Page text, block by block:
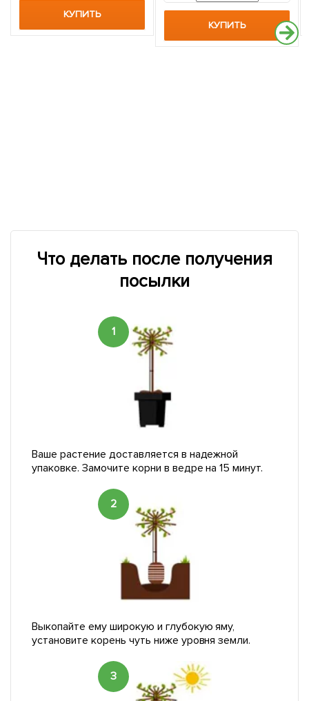
КУПИТЬ
КУПИТЬ
Что делать после получения
посылки
1
Ваше растение доставляется в надежной
упаковке. Замочите корни в ведре на 15 минут.
2
Выкопайте ему широкую и глубокую яму,
установите корень чуть ниже уровня земли.
3